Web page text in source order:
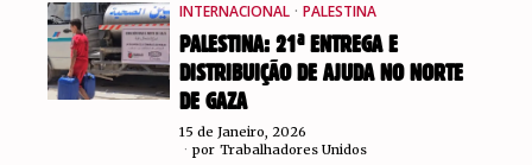
INTERNACIONAL · PALESTINA
PALESTINA: 21ª ENTREGA E
DISTRIBUIÇÃO DE AJUDA NO NORTE
DE GAZA
15 de Janeiro, 2026
por Trabalhadores Unidos